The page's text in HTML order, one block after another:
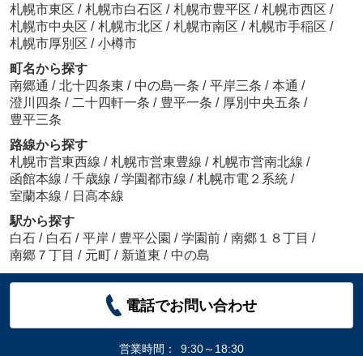
札幌市東区 / 札幌市白石区 / 札幌市豊平区 / 札幌市西区 /
札幌市中央区 / 札幌市北区 / 札幌市南区 / 札幌市手稲区 /
札幌市厚別区 / 小樽市
町名から探す
南郷通 / 北十四条東 / 中の島一条 / 平岸三条 / 本通 /
澄川四条 / 二十四軒一条 / 豊平一条 / 厚別中央五条 /
豊平三条
路線から探す
札幌市営東西線 / 札幌市営東豊線 / 札幌市営南北線 /
函館本線 / 千歳線 / 学園都市線 / 札幌市電２系統 /
室蘭本線 / 日高本線
駅から探す
白石 / 白石 / 平岸 / 豊平公園 / 学園前 / 南郷１８丁目 /
南郷７丁目 / 元町 / 新道東 / 中の島
電話でお問い合わせ
営業時間：
9:30～18:30